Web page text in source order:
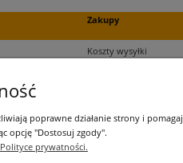
Zakupy
Koszty wysyłki
Czas realizacji zamówień
poprawne działanie strony i
opcję "Dostosuj zgody".
prywatności.